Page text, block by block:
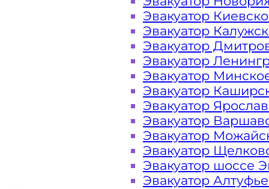
Лухмановская
Москва
Эвакуатор
Эвакуатор
Эвакуатор
Эвакуатор
Эвакуатор
Эвакуатор
Эвакуатор
Эвакуатор
Эвакуатор
Эвакуатор
Эвакуатор шоссе
Эвакуатор